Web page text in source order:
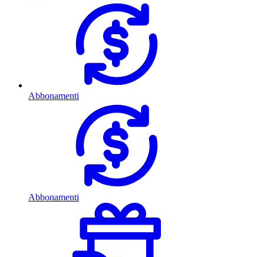
Abbonamenti
Abbonamenti